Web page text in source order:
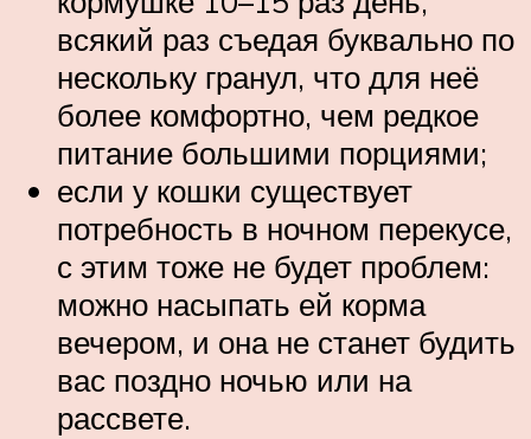
всякий раз съедая буквально по
нескольку гранул, что для неё
более комфортно, чем редкое
питание большими порциями;
если у кошки существует
потребность в ночном перекусе,
с этим тоже не будет проблем:
можно насыпать ей корма
вечером, и она не станет будить
вас поздно ночью или на
рассвете.